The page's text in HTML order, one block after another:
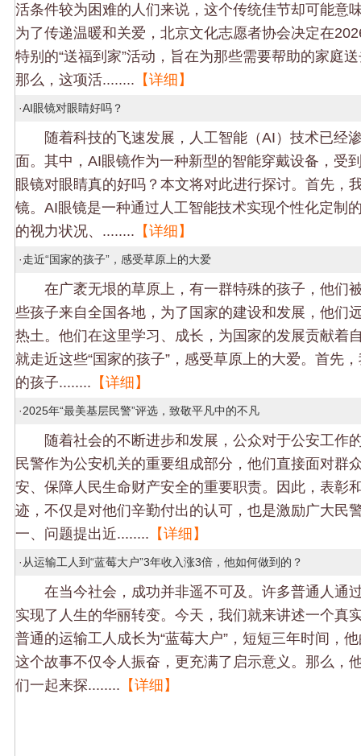
活条件较为困难的人们来说，这个传统佳节却可能意
为了传递温暖和关爱，北京文化志愿者协会决定在
特别的“送福到家”活动，旨在为那些需要帮助的家庭
那么，这项活........ 【详细】
·AI眼镜对眼睛好吗？
随着科技的飞速发展，人工智能（AI）技术已经
面。其中，AI眼镜作为一种新型的智能穿戴设备，受
眼镜对眼睛真的好吗？本文将对此进行探讨。首先，
镜。AI眼镜是一种通过人工智能技术实现个性化定制
的视力状况、........ 【详细】
·走近“国家的孩子”，感受草原上的大爱
在广袤无垠的草原上，有一群特殊的孩子，他们被
些孩子来自全国各地，为了国家的建设和发展，他们
热土。他们在这里学习、成长，为国家的发展贡献着
就走近这些“国家的孩子”，感受草原上的大爱。首先
的孩子........ 【详细】
·2025年“最美基层民警”评选，致敬平凡中的不凡
随着社会的不断进步和发展，公众对于公安工作
民警作为公安机关的重要组成部分，他们直接面对群
安、保障人民生命财产安全的重要职责。因此，表彰
迹，不仅是对他们辛勤付出的认可，也是激励广大民
一、问题提出近........ 【详细】
· 从运输工人到“蓝莓大户”3年收入涨3倍，他如何做到的？
在当今社会，成功并非遥不可及。许多普通人通
实现了人生的华丽转变。今天，我们就来讲述一个真
普通的运输工人成长为“蓝莓大户”，短短三年时间，
这个故事不仅令人振奋，更充满了启示意义。那么，
们一起来探........ 【详细】